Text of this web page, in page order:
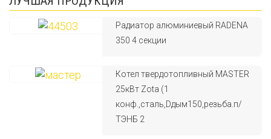
Радиатор алюминиевый RADENA
350 4 секции
Котел твердотопливный MASTER
25кВт Zota (1
конф.,сталь,Dдым150,резьба.п/
ТЭНБ 2